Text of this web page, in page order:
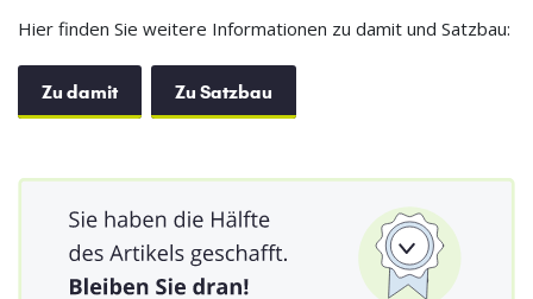
Hier finden Sie weitere Informationen zu damit und Satzbau:
Zu damit Zu Satzbau